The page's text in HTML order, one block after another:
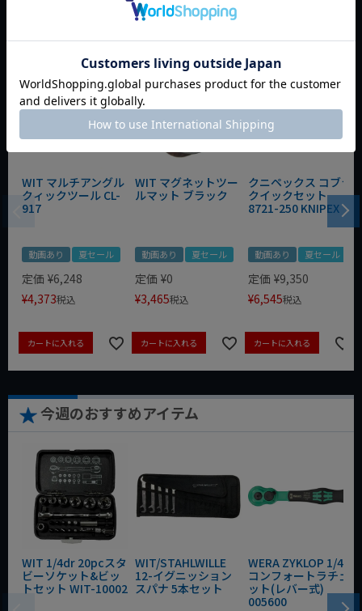
WIT マルチアングル
クィックツール CL-
917
動画あり 夏セール
定価 ¥6,248
¥4,373税込
カートに入れる
WIT マグネットツー
ルマット ブラック
動画あり 夏セール
定価 ¥0
¥3,465税込
カートに入れる
クニペックス コブラ
クイックセット
8721-250 KNIPEX
動画あり 夏セール
定価 ¥9,350
¥6,545税込
カートに入れる
今週のおすすめアイテム
WIT 1/4dr 20pcスタ
ビーソケット&ビッ
トセット WIT-10002
WIT/STAHLWILLE
12-イグニッション
スパナ 5本セット
WERA ZYKLOP 1/4"
コンフォートラチェ
ット(レバー式)
005600